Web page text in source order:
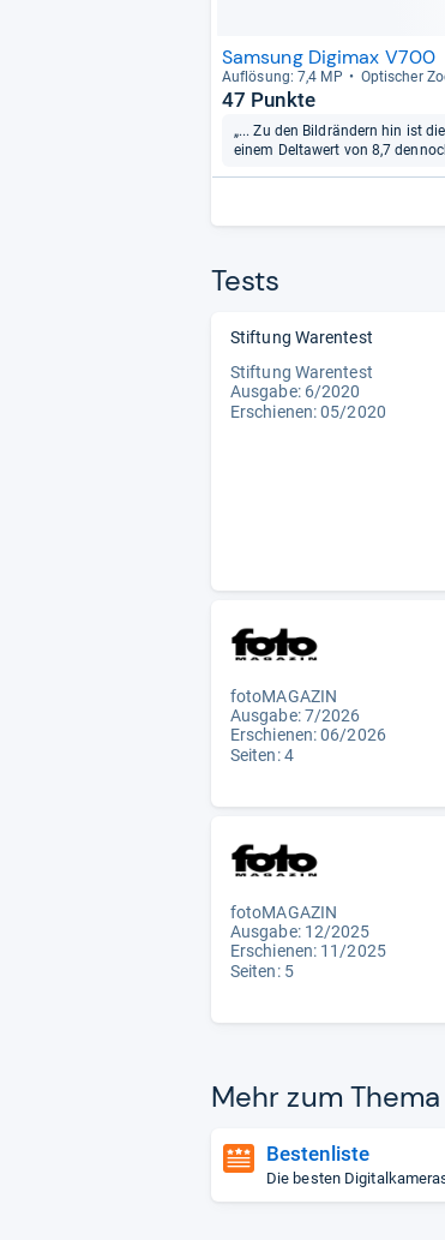
Samsung Digimax V700
Auf­lö­sung: 7,4 MP Opti­scher
47 Punkte
„... Zu den Bildrändern hin ist
einem Deltawert von 8,7
Tests
Stiftung Warentest
Stiftung Warentest
Ausgabe: 6/2020
Erschienen: 05/2020
fotoMAGAZIN
Ausgabe: 7/2026
Erschienen:06/2026
Seiten: 4
fotoMAGAZIN
Ausgabe: 12/2025
Erschienen: 11/2025
Seiten: 5
Mehr zum
Bestenliste
Die besten